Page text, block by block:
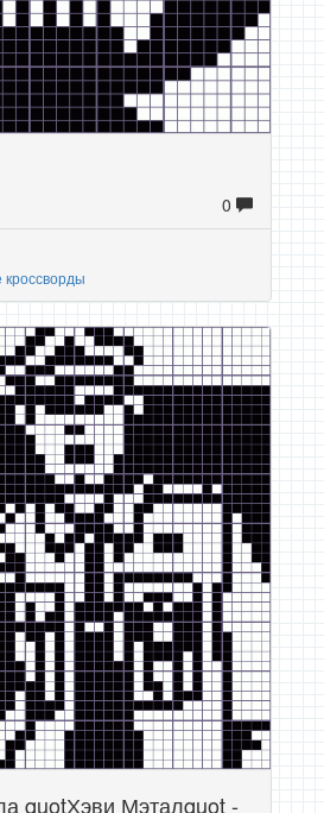
0
quotХэви Мэталquot -